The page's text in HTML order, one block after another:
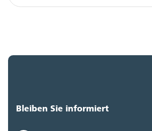
Bleiben Sie informiert